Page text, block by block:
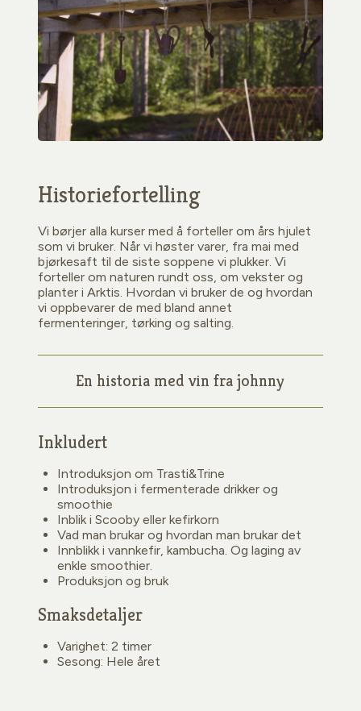
Historiefortelling
Vi børjer alla kurser med å forteller om års hjulet
som vi bruker. Når vi høster varer, fra mai med
bjørkesaft til de siste soppene vi plukker. Vi
forteller om naturen rundt oss, om vekster og
planter i Arktis. Hvordan vi bruker de og hvordan
vi oppbevarer de med bland annet
fermenteringer, tørking og salting.
En historia med vin fra johnny
Inkludert
Introduksjon om Trasti&Trine
Introduksjon i fermenterade drikker og
smoothie
Inblik i Scooby eller kefirkorn
Vad man brukar og hvordan man brukar det
Innblikk i vannkefir, kambucha. Og laging av
enkle smoothier.
Produksjon og bruk
Smaksdetaljer
Varighet: 2 timer
Sesong: Hele året